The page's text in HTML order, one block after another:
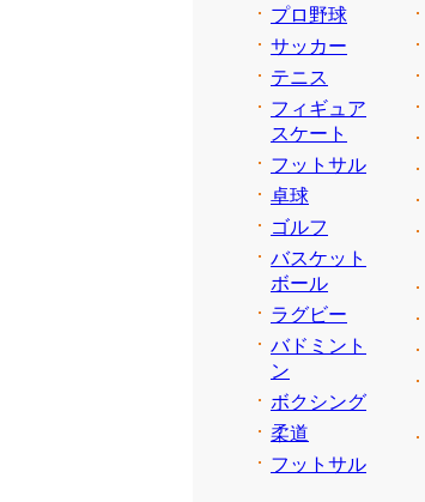
プロ野球
サッカー
テニス
フィギュア
スケート
フットサル
卓球
ゴルフ
バスケット
ボール
ラグビー
バドミント
ン
ボクシング
柔道
フットサル